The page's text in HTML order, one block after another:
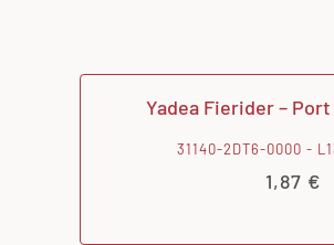
Yadea Fierider –
31140-2DT6-0000 -
1,87 €